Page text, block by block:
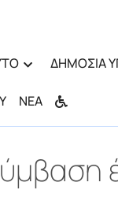
ΔΗΜΟΣΙΑ
ΝΕΑ